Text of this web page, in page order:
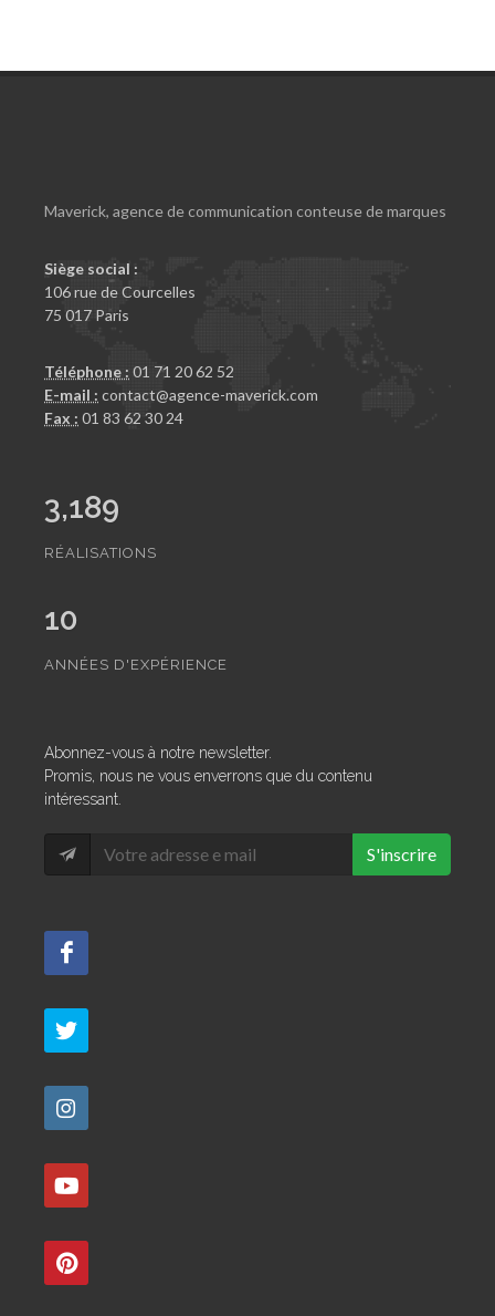
Maverick, agence de communication conteuse de marques
Siège social :
106 rue de Courcelles
75 017 Paris
Téléphone : 01 71 20 62 52
E-mail : contact@agence-maverick.com
Fax : 01 83 62 30 24
3,189
RÉALISATIONS
10
ANNÉES D'EXPÉRIENCE
Abonnez-vous à notre newsletter.
Promis, nous ne vous enverrons que du contenu
intéressant.
S'inscrire